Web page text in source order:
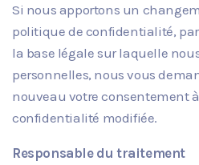
Si nous apportons un
politique de confidentialité,
la base légale sur laquelle
personnelles, nous vous
nouveau votre consentement
confidentialité modifiée.
Responsable du traitement